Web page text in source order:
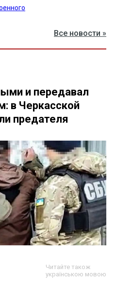
Все новости »
и передавал
в Черкасской
предателя
Читайте також
українською мовою